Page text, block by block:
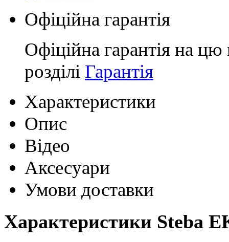
Офіційна гарантія
Офіційна гарантія на
розділі Гарантія
Характеристики
Опис
Відео
Аксесуари
Умови доставки
Характеристики Steba